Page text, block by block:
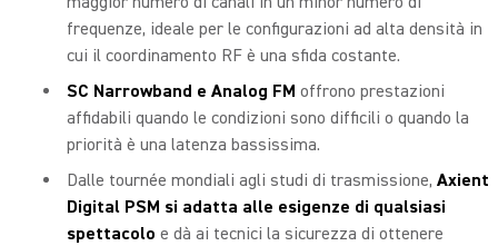
frequenze, ideale per le configurazioni ad alta densità in
cui il coordinamento RF è una sfida costante.
SC Narrowband e Analog FM offrono prestazioni
affidabili quando le condizioni sono difficili o quando la
priorità è una latenza bassissima.
Dalle tournée mondiali agli studi di trasmissione, Axient
Digital PSM si adatta alle esigenze di qualsiasi
spettacolo e dà ai tecnici la sicurezza di ottenere